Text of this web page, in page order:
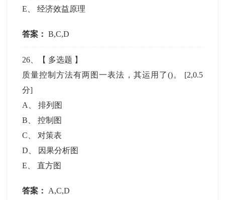
E 、经济效益原理
答案： B,C,D
26 、【 多选题 】
质量控制方法有两图一表法，其运用了()。 [2,0.5
分]
A
、排列图
B 、控制图
C
对策表
D
因果分析图
E 、直方图
答案： A,C,D